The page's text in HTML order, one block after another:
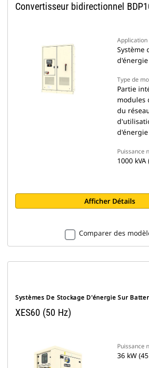
Convertisseur bidirectionnel
Application
Système
d'énergie
Type de
Partie
modules
du
d'énergie
Puissance
1000 kVA
Afficher Détails
Comparer des
Systèmes De Stockage D'énergie Sur
XES60 (50 Hz)
Puissance
36 kW